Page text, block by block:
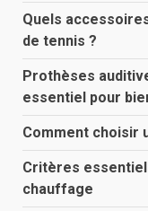
Quels
de tennis ?
Prothèses
essentiel pour
Comment choisir
Critères
chauffage